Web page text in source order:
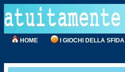
HOME I GIOCHI DELLA SFIDA